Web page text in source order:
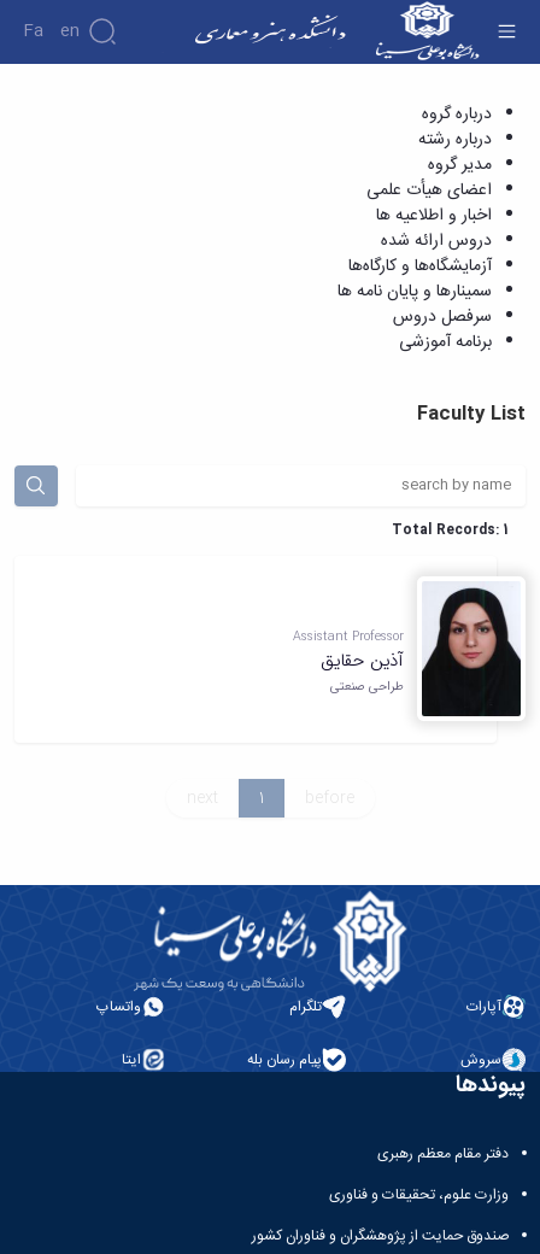
Fa En
دانشکده
درباره
دانشکده
تاریخچه
ریاست
دانشکده
آلبوم
عکس
اطلاعات
تماس
معاونت
پژوهشی
معاونت
نشریات
گروه
باستان
شناسی
اعضای هیأت علمی - دانشکده هنر و معماری
درباره گروه
درباره رشته
مدیر گروه
اعضای هیأت علمی
اخبار و اطلاعیه ها
دروس ارائه شده
آزمایشگاه‌ها و کارگاه‌ها
سمینارها و پایان نامه ها
سرفصل دروس
برنامه آموزشی
Faculty List
Total Records: 1
Assistant Professor
آذين حقايق
طراحی صنعتی
before
1
next
آپارات تلگرام واتساپ
سروش پیام رسان بله ایتا
پیوندها
دفتر مقام معظم رهبری
وزارت علوم، تحقیقات و فناوری
صندوق حمایت از پژوهشگران و فناوران کشور